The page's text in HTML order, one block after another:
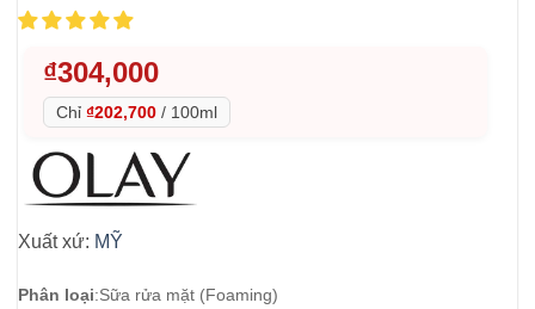
₫304,000
Chỉ ₫202,700 / 100ml
Xuất xứ: MỸ
Phân loại:Sữa rửa mặt (Foaming)